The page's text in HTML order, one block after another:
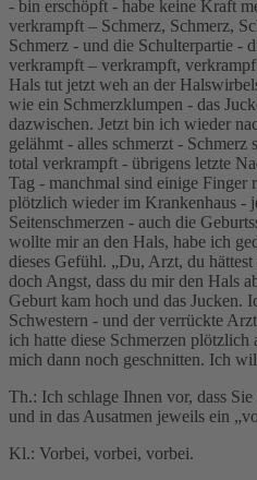
- bin erschöpft - habe keine Kraft
verkrampft – Schmerz, Schmerz,
Schmerz - und die Schulterpartie -
verkrampft – verkrampft,
Hals tut jetzt weh an der
wie ein Schmerzklumpen - das
dazwischen. Jetzt bin ich wieder
gelähmt - alles schmerzt -
total verkrampft - übrigens letzte
Tag - manchmal sind einige Finger
plötzlich wieder im Krankenhaus -
Seitenschmerzen - auch die
wollte mir an den Hals, habe ich
dieses Gefühl. „Du, Arzt, du
doch Angst, dass du mir den Hals
Geburt kam hoch und das Jucken.
Schwestern - und der verrückte
ich hatte diese Schmerzen
mich dann noch geschnitten. Ich
Th.: Ich schlage Ihnen vor, dass
und in das Ausatmen jeweils ein
Kl.: Vorbei, vorbei, vorbei.